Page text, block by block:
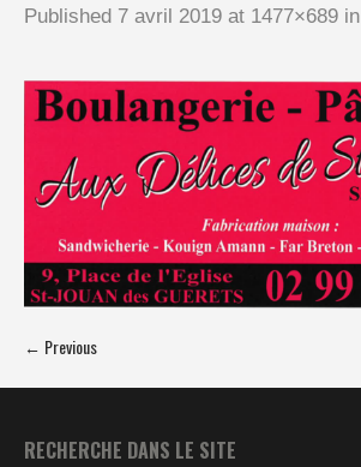
Published 7 avril 2019 at 1477×689 in
← Previous
RECHERCHE DANS LE SITE